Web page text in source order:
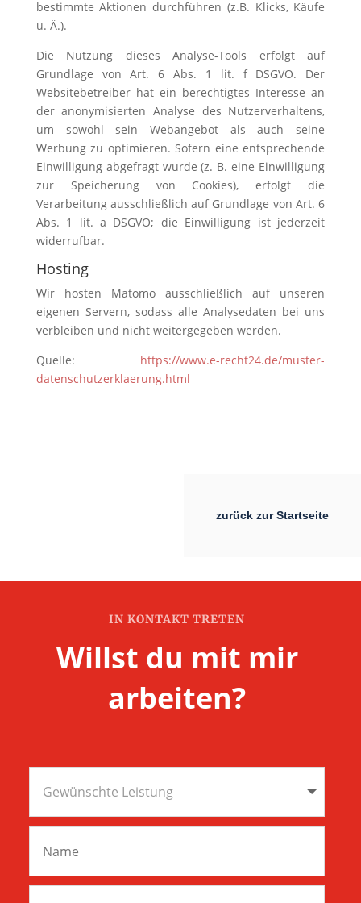
bestimmte Aktionen durchführen (z.B. Klicks, Käufe
u. Ä.).
Die Nutzung dieses Analyse-Tools erfolgt auf
Grundlage von Art. 6 Abs. 1 lit. f DSGVO. Der
Websitebetreiber hat ein berechtigtes Interesse an
der anonymisierten Analyse des Nutzerverhaltens,
um sowohl sein Webangebot als auch seine
Werbung zu optimieren. Sofern eine entsprechende
Einwilligung abgefragt wurde (z. B. eine Einwilligung
zur Speicherung von Cookies), erfolgt die
Verarbeitung ausschließlich auf Grundlage von Art. 6
Abs. 1 lit. a DSGVO; die Einwilligung ist jederzeit
widerrufbar.
Hosting
Wir hosten Matomo ausschließlich auf unseren
eigenen Servern, sodass alle Analysedaten bei uns
verbleiben und nicht weitergegeben werden.
Quelle: https://www.e-recht24.de/muster-
datenschutzerklaerung.html
zurück zur Startseite
IN KONTAKT TRETEN
Willst du mit mir
arbeiten?